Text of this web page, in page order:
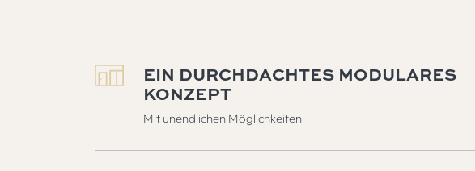
EIN DURCHDACHTES MODULARES
KONZEPT
Mit unendlichen Möglichkeiten